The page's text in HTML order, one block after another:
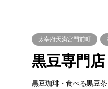
太宰府天満宮門前町
黒豆専門
黒豆珈琲・食べる黒豆